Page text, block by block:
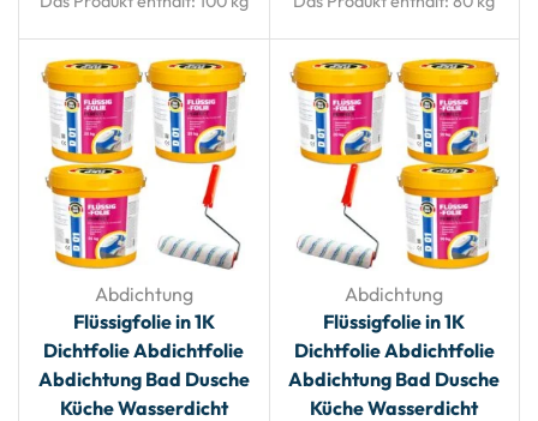
Abdichtung
Flüssigfolie in 1K
Dichtfolie Abdichtfolie
Abdichtung Bad Dusche
Küche Wasserdicht
Abdichtung
Flüssigfolie in 1K
Dichtfolie Abdichtfolie
Abdichtung Bad Dusche
Küche Wasserdicht